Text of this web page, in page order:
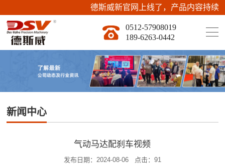
德斯威新官网上线了，产品内容持续
0512-57908019
189-6263-0442
新闻中心
气动马达配刹车视频
发布日期： 2024-08-06点击： 91